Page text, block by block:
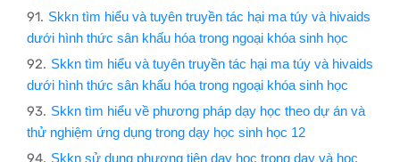
Skkn tìm hiểu và tuyên truyền tác hại ma túy và hivaids
dưới hình thức sân khấu hóa trong ngoại khóa sinh học
Skkn tìm hiểu và tuyên truyền tác hại ma túy và hivaids
dưới hình thức sân khấu hóa trong ngoại khóa sinh học
Skkn tìm hiểu về phương pháp dạy học theo dự án và
thử nghiệm ứng dụng trong dạy học sinh học 12
Skkn sử dụng phương tiện dạy học trong dạy và học